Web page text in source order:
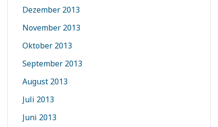
Dezember 2013
November 2013
Oktober 2013
September 2013
August 2013
Juli 2013
Juni 2013